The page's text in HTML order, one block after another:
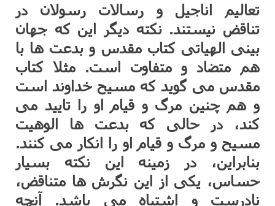
تعالیم اناجیل و رسالات رسولان در
تناقض نیستند. نکته دیگر این که جهان
بینی الهیاتی کتاب مقدس و بدعت ها با
هم متضاد و متفاوت است. مثلا کتاب
مقدس می گوید که مسیح خداوند است
و هم چنین مرگ و قیام او را تایید می
کند، در حالی که بدعت ها الوهیت
مسیح و مرگ و قیام او را انکار می کنند.
بنابراین، در زمینه این نکته بسیار
حساس، یکی از این نگرش ها متناقض،
نادرست و اشتباه می باشد. آنچه